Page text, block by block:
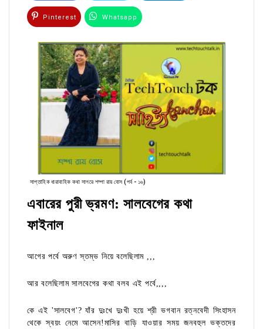
Pinterest Whatsapp
সাপ্তাহিক ধারাবাহিক কথা সাগরে শম্পা রায় বোস (পর্ব - ১৬)
এবারের পুরী ভ্রমণ:সালবেগের কথা
ফাইনাল
আগের পর্বে অরুণ স্তম্ভ নিয়ে বলেছিলাম ,,,
আর বলেছিলাম সালবেগের কথা বলব এই পর্বে,,,,
কে এই 'সালবেগ'? যাঁর দুঃখে দুঃখী হয়ে শ্রী ভগবান রত্নবেদী সিংহাসন
থেকে স্বয়ং নেমে আসেন!মাসির বাড়ি যাওয়ার সময় জনবহুল ভক্তদের